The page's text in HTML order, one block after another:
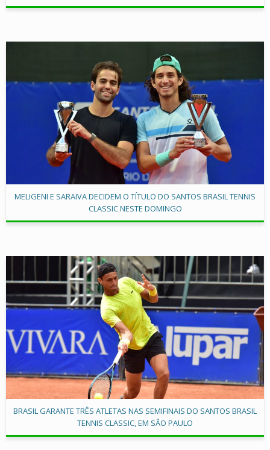
MELIGENI E SARAIVA DECIDEM O TÍTULO DO SANTOS BRASIL TENNIS
CLASSIC NESTE DOMINGO
BRASIL GARANTE TRÊS ATLETAS NAS SEMIFINAIS DO SANTOS BRASIL
TENNIS CLASSIC, EM SÃO PAULO